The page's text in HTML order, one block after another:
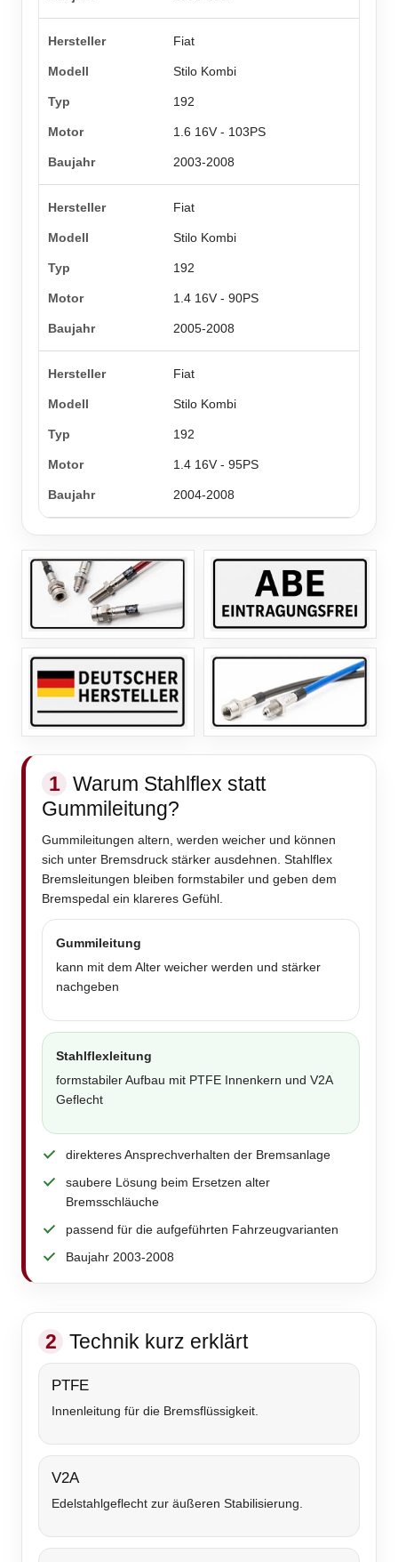
Fiat
Stilo Kombi
192
1.6 16V - 103PS
2003-2008
Fiat
Stilo Kombi
192
1.4 16V - 90PS
2005-2008
Fiat
Stilo Kombi
192
1.4 16V - 95PS
2004-2008
1 Warum Stahlflex statt
Gummileitung?
Gummileitungen altern, werden weicher und können
sich unter Bremsdruck stärker ausdehnen. Stahlflex
Bremsleitungen bleiben formstabiler und geben dem
Bremspedal ein klareres Gefühl.
Gummileitung
kann mit dem Alter weicher werden und stärker
nachgeben
Stahlflexleitung
formstabiler Aufbau mit PTFE Innenkern und V2A
Geflecht
direkteres Ansprechverhalten der Bremsanlage
saubere Lösung beim Ersetzen alter
Bremsschläuche
passend für die aufgeführten Fahrzeugvarianten
Baujahr 2003-2008
2 Technik kurz erklärt
PTFE
Innenleitung für die Bremsflüssigkeit.
V2A
Edelstahlgeflecht zur äußeren Stabilisierung.